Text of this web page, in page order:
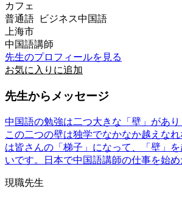
カフェ
普通語 ビジネス中国語
上海市
中国語講師
先生のプロフィールを見る
お気に入りに追加
先生からメッセージ
中国語の勉強は二つ大きな「壁」があり
この二つの壁は独学でなかなか越えな
は皆さんの「梯子」になって、「壁」
いです。日本で中国語講師の仕事を始め
現職先生